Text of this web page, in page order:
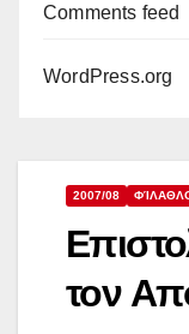
Comments feed
WordPress.org
2007/08
τον